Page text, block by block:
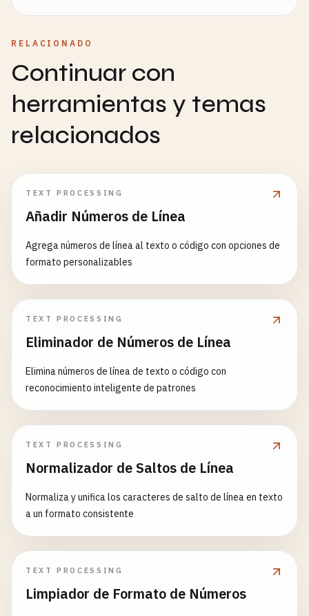
RELACIONADO
Continuar con
herramientas y temas
relacionados
TEXT PROCESSING
Añadir Números de Línea
Agrega números de línea al texto o código con opciones de
formato personalizables
TEXT PROCESSING
Eliminador de Números de Línea
Elimina números de línea de texto o código con
reconocimiento inteligente de patrones
TEXT PROCESSING
Normalizador de Saltos de Línea
Normaliza y unifica los caracteres de salto de línea en texto
a un formato consistente
TEXT PROCESSING
Limpiador de Formato de Números